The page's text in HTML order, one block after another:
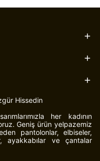
Hissedin
her kadının
Geniş ürün yelpazemiz
pantolonlar, elbiseler,
ayakkabılar ve çantalar